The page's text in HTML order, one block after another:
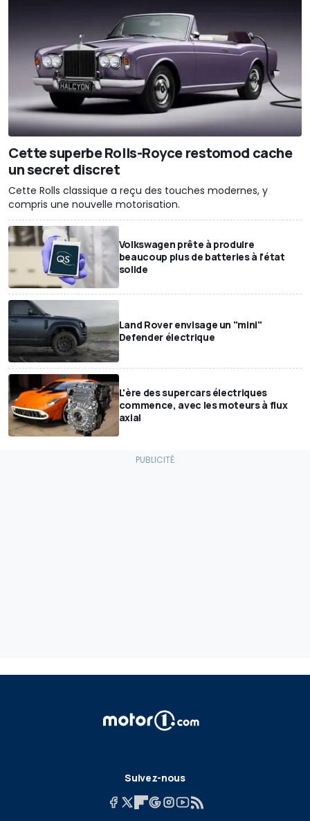
Cette superbe Rolls-Royce restomod cache
un secret discret
Cette Rolls classique a reçu des touches modernes, y
compris une nouvelle motorisation.
Volkswagen prête à produire
beaucoup plus de batteries à l'état
solide
Land Rover envisage un "mini"
Defender électrique
L'ère des supercars électriques
commence, avec les moteurs à flux
axial
Suivez-nous